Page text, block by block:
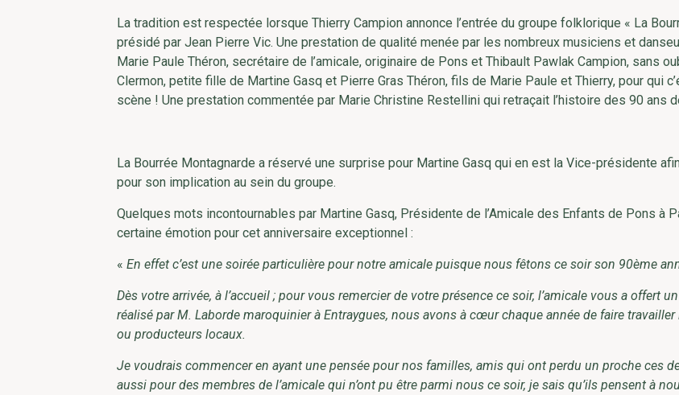
La tradition est respectée lorsque Thierry Campion annonce l’entrée du groupe folklorique « La
présidé par Jean Pierre Vic. Une prestation de qualité menée par les nombreux musiciens et
Marie Paule Théron, secrétaire de l’amicale, originaire de Pons et Thibault Pawlak Campion, sans
Clermon, petite fille de Martine Gasq et Pierre Gras Théron, fils de Marie Paule et Thierry, pour qui
scène ! Une prestation commentée par Marie Christine Restellini qui retraçait l’histoire des 90 ans
La Bourrée Montagnarde a réservé une surprise pour Martine Gasq qui en est la Vice-présidente
pour son implication au sein du groupe.
Quelques mots incontournables par Martine Gasq, Présidente de l’Amicale des Enfants de Pons à
certaine émotion pour cet anniversaire exceptionnel :
« En effet c’est une soirée particulière pour notre amicale puisque nous fêtons ce soir son 90ème
Dès votre arrivée, à l’accueil ; pour vous remercier de votre présence ce soir, l’amicale vous a offert
réalisé par M. Laborde maroquinier à Entraygues, nous avons à cœur chaque année de faire
ou producteurs locaux.
Je voudrais commencer en ayant une pensée pour nos familles, amis qui ont perdu un proche ces
aussi pour des membres de l’amicale qui n’ont pu être parmi nous ce soir, je sais qu’ils pensent à